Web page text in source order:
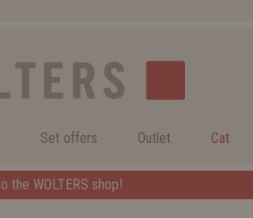
Set offers Outlet Cat